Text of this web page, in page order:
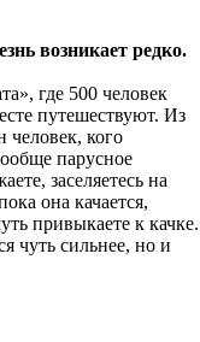
возникает редко.
где 500 человек
путешествуют. Из
человек, кого
парусное
заселяетесь на
она качается,
привыкаете к качке.
чуть сильнее, но и